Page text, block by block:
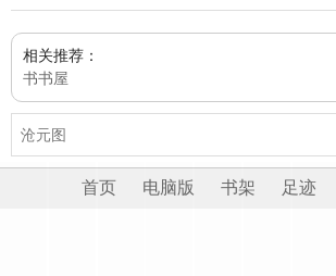
相关推荐：
书书屋
首页 电脑版 书架 足迹